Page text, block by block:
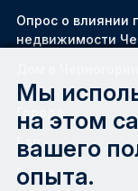
Oпрос о влиянии
недвижимости
Бар
Будва
Мы
на этом
вашего
опыта.